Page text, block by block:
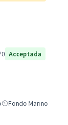
0 Acceptada
Fondo Marino